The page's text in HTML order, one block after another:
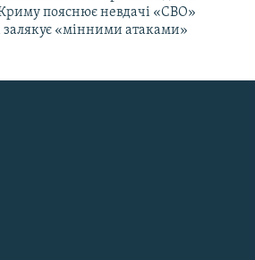
пояснює невдачі «СВО»
залякує «мінними атаками»